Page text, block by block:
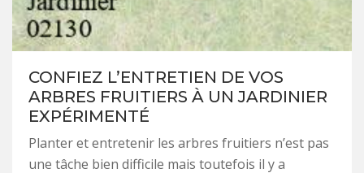
CONFIEZ L’ENTRETIEN DE VOS
ARBRES FRUITIERS À UN JARDINIER
EXPÉRIMENTÉ
Planter et entretenir les arbres fruitiers n’est pas
une tâche bien difficile mais toutefois il y a